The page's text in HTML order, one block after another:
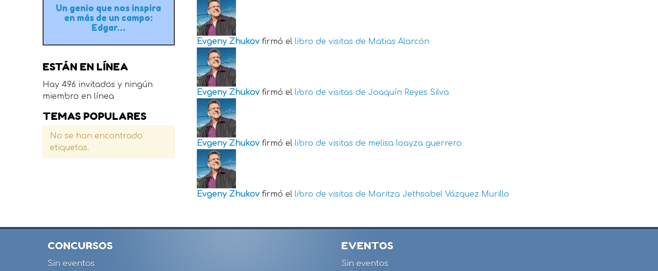
Evgeny Zhukov firmó el libro de visitas de Matias Alarcón
Evgeny Zhukov firmó el libro de visitas de Joaquín Reyes Silva
Evgeny Zhukov firmó el libro de visitas de melisa loayza guerrero
Evgeny Zhukov firmó el libro de visitas de Maritza Jethsabel Vázquez Murillo
Un genio que nos inspira
en más de un campo:
Edgar…
ESTÁN EN LÍNEA
Hay 496 invitados y ningún
miembro en línea
TEMAS POPULARES
No se han encontrado
etiquetas.
CONCURSOS
Sin eventos
EVENTOS
Sin eventos